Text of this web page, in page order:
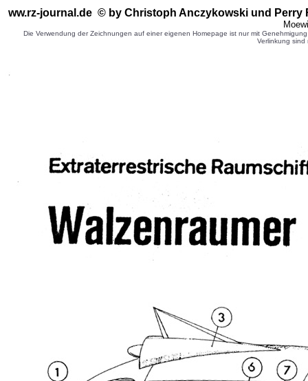
ww.rz-journal.de © by Christoph Anczykowski und Perry
Die Verwendung der Zeichnungen auf einer eigenen Homepage ist nur mit
Verlinkung sind